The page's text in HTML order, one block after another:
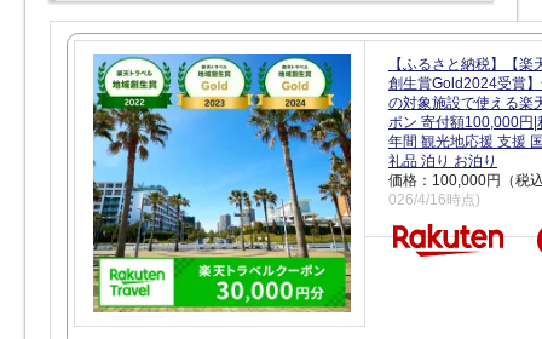
【ふるさと納税】【楽
創生賞Gold2024受賞
の対象施設で使える楽
ポン 寄付額100,000円|
年間 観光地応援 支援
礼品 泊り お泊り
価格：100,000円（税
026/4/16時点)